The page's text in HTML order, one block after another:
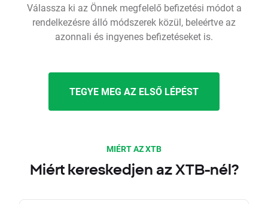
Válassza ki az Önnek megfelelő befizetési módot a
rendelkezésre álló módszerek közül, beleértve az
azonnali és ingyenes befizetéseket is.
TEGYE MEG AZ ELSŐ LÉPÉST
MIÉRT AZ XTB
Miért kereskedjen az XTB-nél?